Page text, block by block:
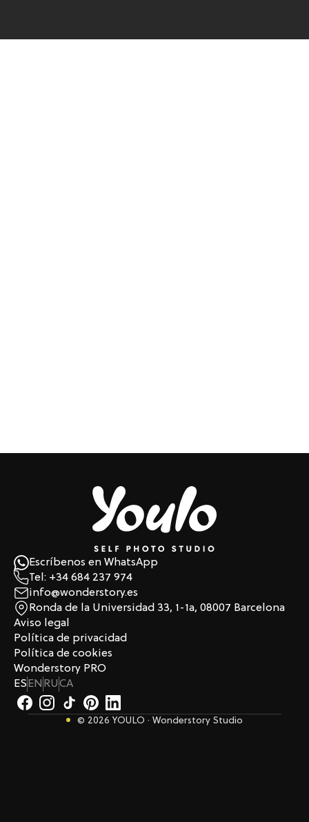
Escríbenos en WhatsApp
Tel: +34 684 237 974
info@wonderstory.es
Ronda de la Universidad 33, 1-1a, 08007 Barcelona
Aviso legal
Política de privacidad
Política de cookies
Wonderstory PRO
ESEN RUCA
© 2026 YOULO · Wonderstory Studio